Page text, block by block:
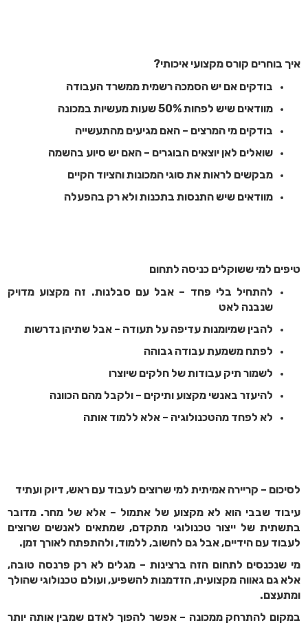
איך בוחרים קורס מקצועי איכותי?
בודקים אם יש הסמכה רשמית ממשרד העבודה
מוודאים שיש לפחות 50% שעות מעשיות במכונה
בודקים מי המרצים – האם מגיעים מהתעשייה
שואלים לאן יוצאים הבוגרים – האם יש סיוע בהשמה
מבקשים לראות את סוגי המכונות והציוד הקיים
מוודאים שיש התנסות בתכנות ולא רק בהפעלה
טיפים למי ששוקלים כניסה לתחום
להתחיל בלי פחד – אבל עם סבלנות. זה מקצוע מדויק
שנבנה לאט
להבין שמיומנות עדיפה על תעודה – אבל שתיהן נדרשות
לפתח משמעת עבודה גבוהה
לשמור תיק עבודות של חלקים שיוצרו
להיעזר באנשי מקצוע ותיקים – ולקבל מהם הכוונה
לא לפחד מהטכנולוגיה – אלא ללמוד אותה
לסיכום – קריירה אמיתית למי שרוצים לעבוד עם ראש, דיוק ועתיד
עיבוד שבבי הוא לא מקצוע של אתמול – אלא של מחר. מדובר
בתשתית של ייצור טכנולוגי מתקדם, שמתאים לאנשים שרוצים
לעבוד עם הידיים, אבל גם לחשוב, ללמוד, ולהתפתח לאורך זמן.
מי שנכנסים לתחום הזה ברצינות – מגלים לא רק פרנסה טובה,
אלא גם גאווה מקצועית, הזדמנות להשפיע, ועולם טכנולוגי שהולך
ומתעצם.
במקום להתרחק ממכונה – אפשר להפוך לאדם שמבין אותה יותר